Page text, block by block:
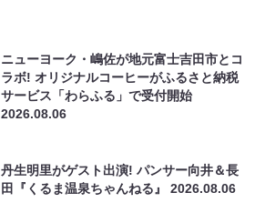
ニューヨーク・嶋佐が地元富士吉田市とコ
ラボ! オリジナルコーヒーがふるさと納税
サービス「わらふる」で受付開始
2026.08.06
丹生明里がゲスト出演! パンサー向井＆長
田『くるま温泉ちゃんねる』2026.08.06